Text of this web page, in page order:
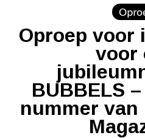
Oproep voor
voor
BUBBELS
nummer van